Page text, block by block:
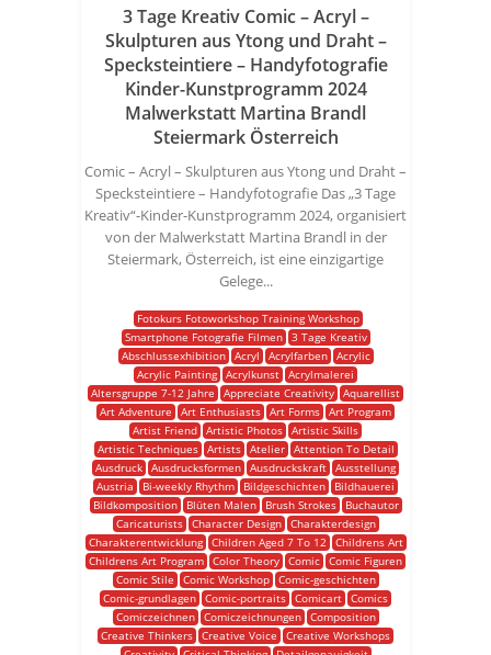
3 Tage Kreativ Comic – Acryl –
Skulpturen aus Ytong und Draht –
Specksteintiere – Handyfotografie
Kinder-Kunstprogramm 2024
Malwerkstatt Martina Brandl
Steiermark Österreich
Comic – Acryl – Skulpturen aus Ytong und Draht –
Specksteintiere – Handyfotografie Das „3 Tage
Kreativ“-Kinder-Kunstprogramm 2024, organisiert
von der Malwerkstatt Martina Brandl in der
Steiermark, Österreich, ist eine einzigartige
Gelege...
Fotokurs Fotoworkshop Training Workshop
Smartphone Fotografie Filmen
3 Tage Kreativ
Abschlussexhibition
Acryl Acrylfarben
Acrylic
Acrylic Painting Acrylkunst Acrylmalerei
Altersgruppe 7-12 Jahre
Appreciate Creativity Aquarellist
Art Adventure
Art Enthusiasts Art Forms Art Program
Artist Friend Artistic Photos Artistic Skills
Artistic Techniques
Artists Atelier
Attention To Detail
Ausdruck Ausdrucksformen Ausdruckskraft Ausstellung
Austria
Bi-weekly Rhythm Bildgeschichten
Bildhauerei
Bildkomposition
Blüten Malen Brush Strokes
Buchautor
Caricaturists
Character Design
Charakterdesign
Charakterentwicklung
Children Aged 7 To 12
Childrens Art
Childrens Art Program Color Theory Comic Comic Figuren
Comic Stile
Comic Workshop
Comic-geschichten
Comic-grundlagen Comic-portraits Comicart Comics
Comiczeichnen
Comiczeichnungen
Composition
Creative Thinkers Creative Voice
Creative Workshops